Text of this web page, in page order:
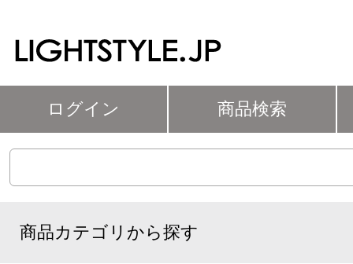
ログイン 商品検索
商品カテゴリから探す